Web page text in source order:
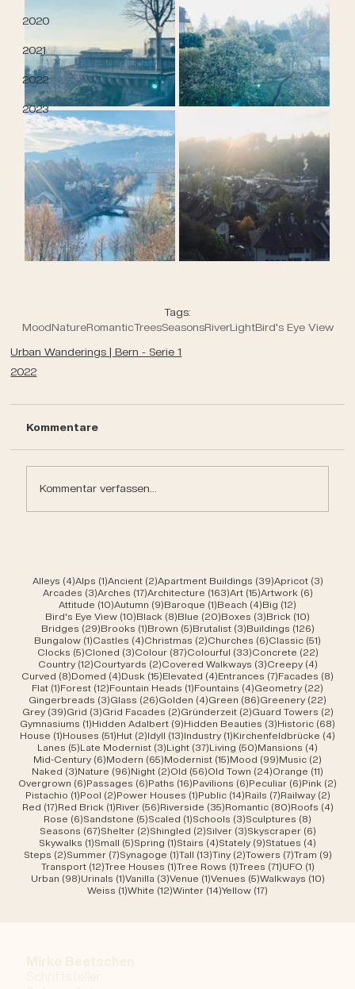
2020
2021
2022
2023
Tags:
MoodNatureRomanticTreesSeasonsRiverLightBird's Eye View
Urban Wanderings | Bern - Serie 1
2022
Kommentare
Kommentar verfassen...
Alleys (4)4 Beiträge
Alps (1)1 Beitrag
Ancient (2)2 Beiträge
Apartment Buildings (39)39 Beiträge
Apricot (3)3
Arcades (3)3 Beiträge
Arches (17)17 Beiträge
Architecture (163)163 Beiträge
Art (15)15 Beiträge
Artwork (6)6
Attitude (10)10 Beiträge
Autumn (9)9 Beiträge
Baroque (1)1 Beitrag
Beach (4)4 Beiträge
Big (12)
Bird's Eye View (10)10 Beiträge
Black (8)8 Beiträge
Blue (20)20 Beiträge
Boxes (3)3 Beiträge
Brick (10)
Bridges (29)29 Beiträge
Brooks (1)1 Beitrag
Brown (5)5 Beiträge
Brutalist (3)3 Beiträge
Buildings (126)126
Bungalow (1)1 Beitrag
Castles (4)4 Beiträge
Christmas (2)2 Beiträge
Churches (6)6 Beiträge
Classic (51)
Clocks (5)5 Beiträge
Cloned (3)3 Beiträge
Colour (87)87 Beiträge
Colourful (33)33 Beiträge
Concrete (22)22
Country (12)12 Beiträge
Courtyards (2)2 Beiträge
Covered Walkways (3)3 Beiträge
Creepy (4)4
Curved (8)8 Beiträge
Domed (4)4 Beiträge
Dusk (15)15 Beiträge
Elevated (4)4 Beiträge
Entrances (7)7 Beiträge
Facades (8)
Flat (1)1 Beitrag
Forest (12)12 Beiträge
Fountain Heads (1)1 Beitrag
Fountains (4)4 Beiträge
Geometry (22)
Gingerbreads (3)3 Beiträge
Glass (26)26 Beiträge
Golden (4)4 Beiträge
Green (86)86 Beiträge
Greenery (22)
Grey (39)39 Beiträge
Grid (3)3 Beiträge
Grid Facades (2)2 Beiträge
Gründerzeit (2)2 Beiträge
Guard Towers (2)2
Gymnasiums (1)1 Beitrag
Hidden Adalbert (9)9 Beiträge
Hidden Beauties (3)3 Beiträge
Historic (68)
House (1)1 Beitrag
Houses (51)51 Beiträge
Hut (2)2 Beiträge
Idyll (13)13 Beiträge
Industry (1)1 Beitrag
Kirchenfeldbrücke (4)
Lanes (5)5 Beiträge
Late Modernist (3)3 Beiträge
Light (37)37 Beiträge
Living (50)50 Beiträge
Mansions (4)
Mid-Century (6)6 Beiträge
Modern (65)65 Beiträge
Modernist (15)15 Beiträge
Mood (99)99 Beiträge
Music (2)
Naked (3)3 Beiträge
Nature (96)96 Beiträge
Night (2)2 Beiträge
Old (56)56 Beiträge
Old Town (24)24 Beiträge
Orange (11)
Overgrown (6)6 Beiträge
Passages (6)6 Beiträge
Paths (16)16 Beiträge
Pavilions (6)6 Beiträge
Peculiar (6)6 Beiträge
Pink (2)
Pistachio (1)1 Beitrag
Pool (2)2 Beiträge
Power Houses (1)1 Beitrag
Public (14)14 Beiträge
Rails (7)7 Beiträge
Railway (2)2
Red (17)17 Beiträge
Red Brick (1)1 Beitrag
River (56)56 Beiträge
Riverside (35)35 Beiträge
Romantic (80)80 Beiträge
Roofs (4)4
Rose (6)6 Beiträge
Sandstone (5)5 Beiträge
Scaled (1)1 Beitrag
Schools (3)3 Beiträge
Sculptures (8)
Seasons (67)67 Beiträge
Shelter (2)2 Beiträge
Shingled (2)2 Beiträge
Silver (3)3 Beiträge
Skyscraper (6)6
Skywalks (1)1 Beitrag
Small (5)5 Beiträge
Spring (1)1 Beitrag
Stairs (4)4 Beiträge
Stately (9)9 Beiträge
Statues (4)
Steps (2)2 Beiträge
Summer (7)7 Beiträge
Synagoge (1)1 Beitrag
Tall (13)13 Beiträge
Tiny (2)2 Beiträge
Towers (7)7 Beiträge
Tram (9)9
Transport (12)12 Beiträge
Tree Houses (1)1 Beitrag
Tree Rows (1)1 Beitrag
Trees (71)71 Beiträge
UFO (1)1 Beitrag
Urban (98)98 Beiträge
Urinals (1)1 Beitrag
Vanilla (3)3 Beiträge
Venue (1)1 Beitrag
Venues (5)5 Beiträge
Walkways (10)10
Weiss (1)1 Beitrag
White (12)12 Beiträge
Winter (14)14 Beiträge
Yellow (17)